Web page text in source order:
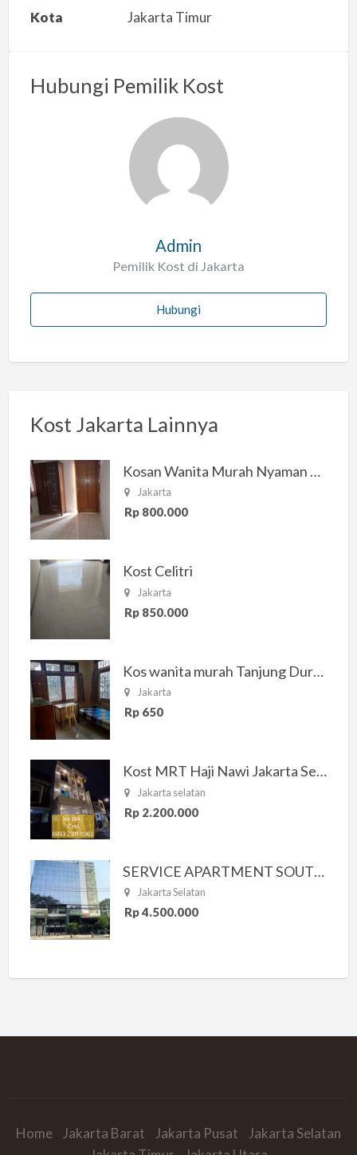
a
s
Kota Jakarta Timur
Hubungi Pemilik Kost
Admin
Pemilik Kost di Jakarta
Hubungi
Kost Jakarta Lainnya
Kosan Wanita Murah Nyaman di Jakarta Selatan
Jakarta
Rp 800.000
Kost Celitri
Jakarta
Rp 850.000
Kos wanita murah Tanjung Duren Jakarta Barat
Jakarta
Rp 650
Kost MRT Haji Nawi Jakarta Selatan
Jakarta selatan
Rp 2.200.000
SERVICE APARTMENT SOUTH RESIDENCE
Jakarta Selatan
Rp 4.500.000
Home Jakarta Barat Jakarta Pusat
Jakarta Selatan